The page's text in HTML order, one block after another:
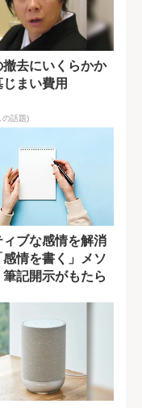
撤去にいくらかか
まい費用
の話題)
ィブな感情を解消
感情を書く」メソ
記開示がもたら